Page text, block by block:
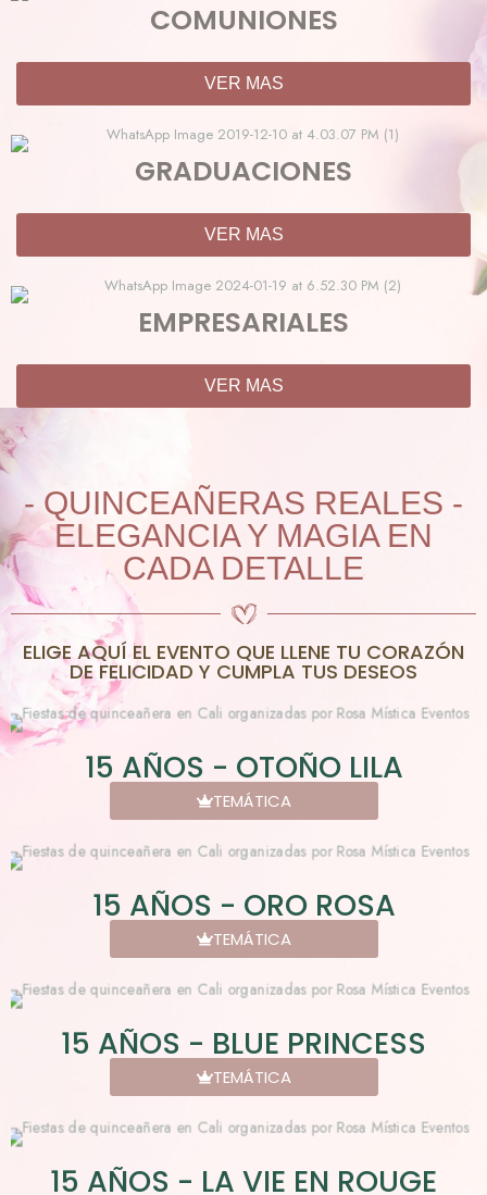
COMUNIONES
VER MAS
GRADUACIONES
VER MAS
EMPRESARIALES
VER MAS
- QUINCEAÑERAS REALES -
ELEGANCIA Y MAGIA EN
CADA DETALLE
ELIGE AQUÍ EL EVENTO QUE LLENE TU CORAZÓN
DE FELICIDAD Y CUMPLA TUS DESEOS
15 AÑOS - OTOÑO LILA
TEMÁTICA
15 AÑOS - ORO ROSA
TEMÁTICA
15 AÑOS - BLUE PRINCESS
TEMÁTICA
15 AÑOS - LA VIE EN ROUGE